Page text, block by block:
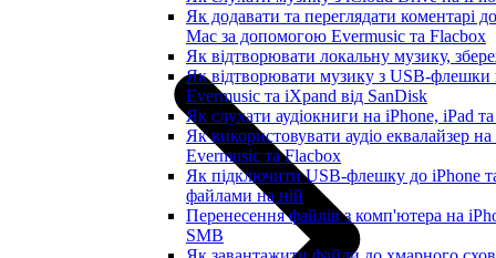
Як додавати та переглядати коментарі
Mac за допомогою Evermusic та Flacbox
Як відтворювати локальну музику,
Як відтворювати музику з USB-флешки
Evermusic та iXpand від SanDisk
Як слухати аудіокниги на iPhone, iPad
Як використовувати аудіо еквалайзер
Evermusic та Flacbox
Як підключити USB-флешку до iPhone
файлами на ній
Перенесення файлів з комп'ютера на
SMB